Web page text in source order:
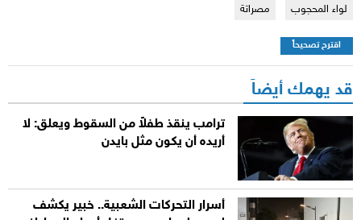
لواء المحجوب مصراتة
اقترح تصحيحاً
قد يهمك أيضاً
ترامب ينقذ طفلاً من السقوط ويعلق: لا
أريده أن يكون مثل بايدن
أسرار التحركات الشعبية.. خبير يكشف